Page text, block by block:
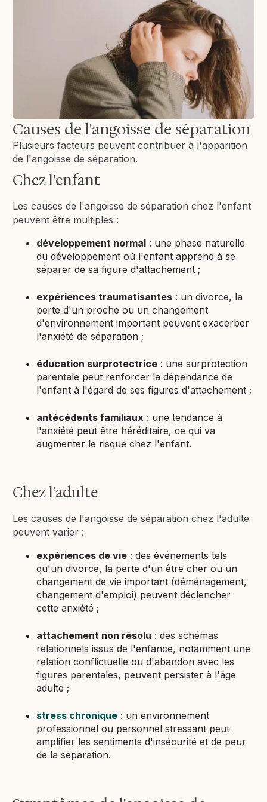
Causes de l'angoisse de séparation
Plusieurs facteurs peuvent contribuer à l'apparition
de l'angoisse de séparation.
Chez l’enfant
Les causes de l'angoisse de séparation chez l'enfant
peuvent être multiples :
développement normal : une phase naturelle
du développement où l'enfant apprend à se
séparer de sa figure d'attachement ;
expériences traumatisantes : un divorce, la
perte d'un proche ou un changement
d'environnement important peuvent exacerber
l'anxiété de séparation ;
éducation surprotectrice : une surprotection
parentale peut renforcer la dépendance de
l'enfant à l'égard de ses figures d'attachement ;
antécédents familiaux : une tendance à
l'anxiété peut être héréditaire, ce qui va
augmenter le risque chez l'enfant.
Chez l’adulte
Les causes de l'angoisse de séparation chez l'adulte
peuvent varier :
expériences de vie : des événements tels
qu'un divorce, la perte d'un être cher ou un
changement de vie important (déménagement,
changement d'emploi) peuvent déclencher
cette anxiété ;
attachement non résolu : des schémas
relationnels issus de l'enfance, notamment une
relation conflictuelle ou d'abandon avec les
figures parentales, peuvent persister à l'âge
adulte ;
stress chronique : un environnement
professionnel ou personnel stressant peut
amplifier les sentiments d'insécurité et de peur
de la séparation.